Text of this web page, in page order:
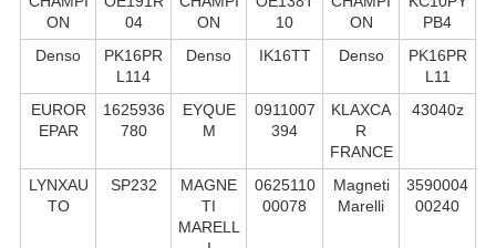
ON
04
ON
10
ON
PB4
Denso
PK16PR
L114
Denso IK16TT Denso
PK16PR
L11
EUROR
EPAR
1625936
780
EYQUE
M
0911007
394
KLAXCA
R
FRANCE
43040z
LYNXAU
TO
SP232
MAGNE
TI
MARELL
0625110
00078
Magneti
Marelli
3590004
00240